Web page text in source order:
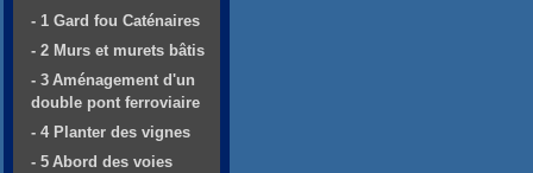
- 1 Gard fou Caténaires
- 2 Murs et murets bâtis
- 3 Aménagement d'un
double pont ferroviaire
- 4 Planter des vignes
- 5 Abord des voies